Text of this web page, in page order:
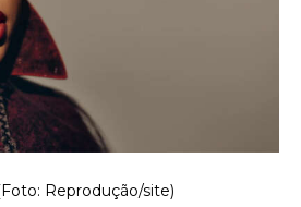
Reprodução/site)